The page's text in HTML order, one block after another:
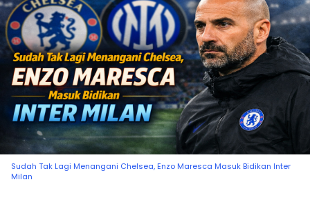
Sudah Tak Lagi Menangani Chelsea, Enzo Maresca Masuk Bidikan Inter
Milan